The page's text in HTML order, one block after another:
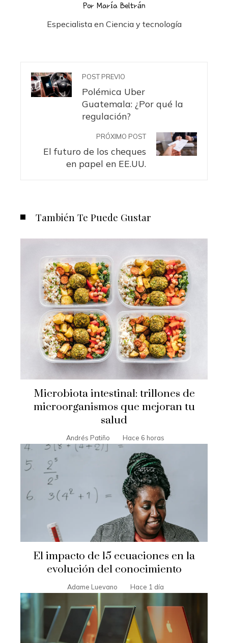
Por María Beltrán
Especialista en Ciencia y tecnología
POST PREVIO
Polémica Uber
Guatemala: ¿Por qué la
regulación?
PRÓXIMO POST
El futuro de los cheques
en papel en EE.UU.
También Te Puede Gustar
Microbiota intestinal: trillones de
microorganismos que mejoran tu
salud
Andrés Patiño Hace 6 horas
El impacto de 15 ecuaciones en la
evolución del conocimiento
Adame Luevano Hace 1 día